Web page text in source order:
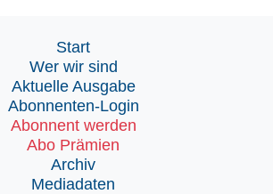
Start
Wer wir sind
Aktuelle Ausgabe
Abonnenten-Login
Abonnent werden
Abo Prämien
Archiv
Mediadaten